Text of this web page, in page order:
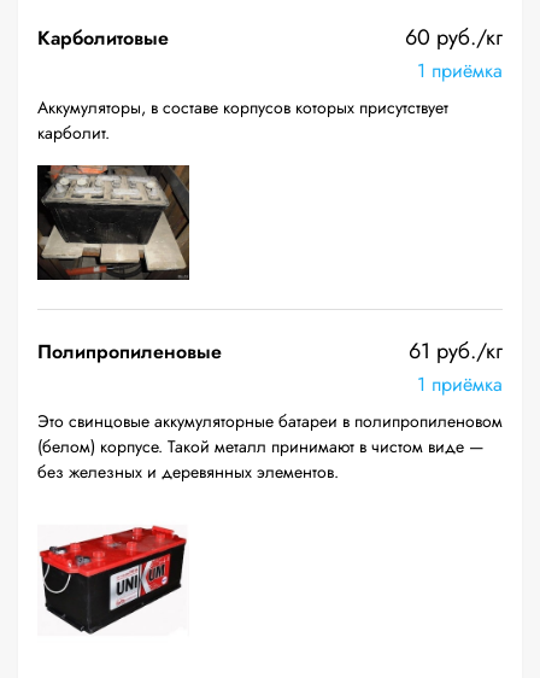
Карболитовые 60 руб./кг
1 приёмка
Аккумуляторы, в составе корпусов которых присутствует
карболит.
Полипропиленовые 61 руб./кг
1 приёмка
Это свинцовые аккумуляторные батареи в полипропиленовом
(белом) корпусе. Такой металл принимают в чистом виде —
без железных и деревянных элементов.